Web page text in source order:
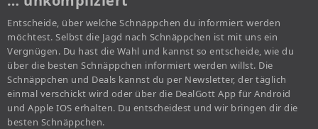
Entscheide, über welche Schnäppchen du informiert werden
möchtest. Selbst die Jagd nach Schnäppchen ist mit uns ein
Vergnügen. Du hast die Wahl und kannst so entscheide, wie du
über die besten Schnäppchen informiert werden willst. Die
Schnäppchen und Deals kannst du per Newsletter, der täglich
einmal verschickt wird oder über die DealGott App für Android
und Apple IOS erhalten. Du entscheidest und wir bringen dir die
besten Schnäppchen.